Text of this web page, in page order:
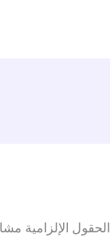
الحقول الإلزامية